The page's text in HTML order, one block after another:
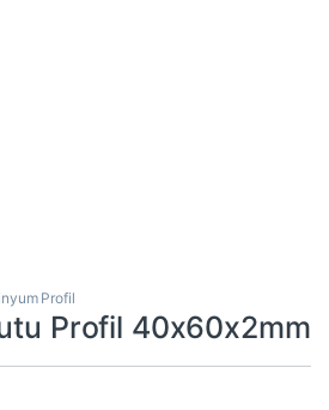
Profil
Profil 40x60x2mm